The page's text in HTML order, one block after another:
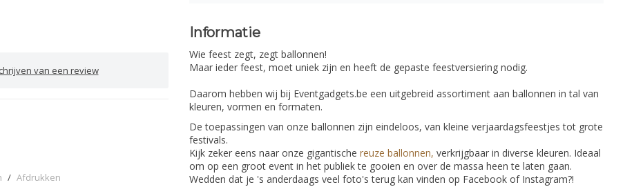
van een review
/ Afdrukken
Informatie
Wie feest zegt, zegt ballonnen!
Maar ieder feest, moet uniek zijn en heeft de gepaste feestversiering nodig.
Daarom hebben wij bij Eventgadgets.be een uitgebreid assortiment aan ballonnen in tal van
kleuren, vormen en formaten.
De toepassingen van onze ballonnen zijn eindeloos, van kleine verjaardagsfeestjes tot grote
festivals.
Kijk zeker eens naar onze gigantische reuze ballonnen, verkrijgbaar in diverse kleuren. Ideaal
om op een groot event in het publiek te gooien en over de massa heen te laten gaan.
Wedden dat je 's anderdaags veel foto's terug kan vinden op Facebook of Instagram?!